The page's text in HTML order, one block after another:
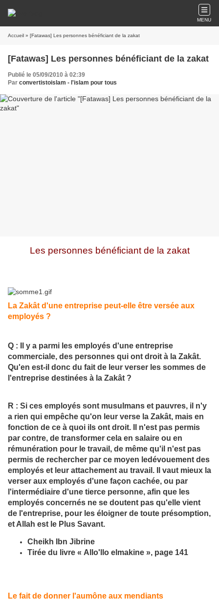
MENU
Accueil » [Fatawas] Les personnes bénéficiant de la zakat
[Fatawas] Les personnes bénéficiant de la zakat
Publié le 05/09/2010 à 02:39
Par convertistoislam - l'islam pour tous
Les personnes bénéficiant de la zakat
La Zakât d'une entreprise peut-elle être versée aux
employés ?
Q : Il y a parmi les employés d'une entreprise
commerciale, des personnes qui ont droit à la Zakât.
Qu'en est-il donc du fait de leur verser les sommes de
l'entreprise destinées à la Zakât ?
R : Si ces employés sont musulmans et pauvres, il n'y
a rien qui empêche qu'on leur verse la Zakât, mais en
fonction de ce à quoi ils ont droit. Il n'est pas permis
par contre, de transformer cela en salaire ou en
rémunération pour le travail, de même qu'il n'est pas
permis de rechercher par ce moyen ledévouement des
employés et leur attachement au travail. Il vaut mieux la
verser aux employés d'une façon cachée, ou par
l'intermédiaire d'une tierce personne, afin que les
employés concernés ne se doutent pas qu'elle vient
de l'entreprise, pour les éloigner de toute présomption,
et Allah est le Plus Savant.
Cheikh Ibn Jibrine
Tirée du livre « Allo'llo elmakine », page 141
Le fait de donner l'aumône aux mendiants